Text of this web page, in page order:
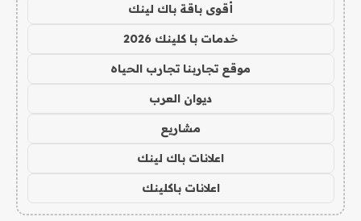
أقوى باقة باك لينك
خدمات با كلينك 2026
موقع تجاربنا تجارب الحياه
ديوان العرب
مشاريع
اعلانات باك لينك
اعلانات باكلينك